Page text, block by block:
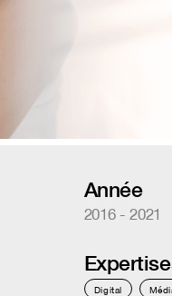
Année
2016 - 2021
Digital